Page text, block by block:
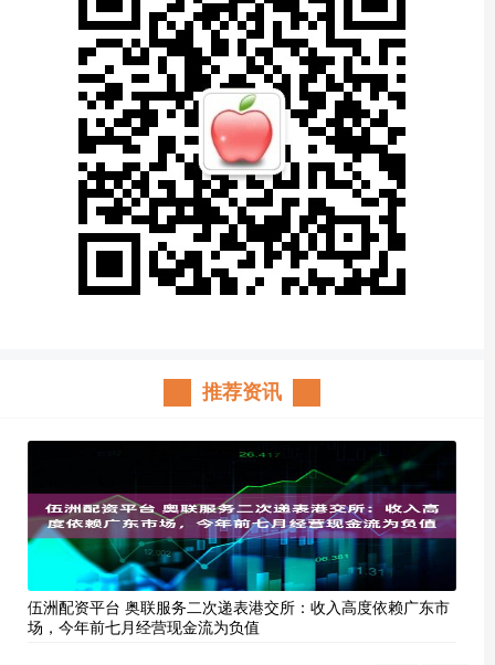
推荐资讯
伍洲配资平台 奥联服务二次递表港交所：收入高度依赖广东市
场，今年前七月经营现金流为负值